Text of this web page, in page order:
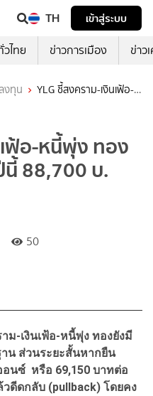
TH
เข้าสู่ระบบ
วไทย ข่าวการเมือง ข่าว
งทุน
YLG ชี้สงคราม-เงินเฟ้อ-
บ.
ฟ้อ-หนี้พุ่ง ทอง
88,700 บ.
50
ม-เงินเฟ้อ-หนี้พุ่ง ทองยังมี
น ส่วนระยะสั้นหากยืน
อนซ์ หรือ 69,150 บาทต่อ
วดีดกลับ (pullback) โดยคง